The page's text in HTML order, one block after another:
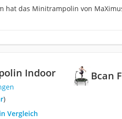
hat das Minitrampolin von
Bcan
Indoor
)
Vergleich